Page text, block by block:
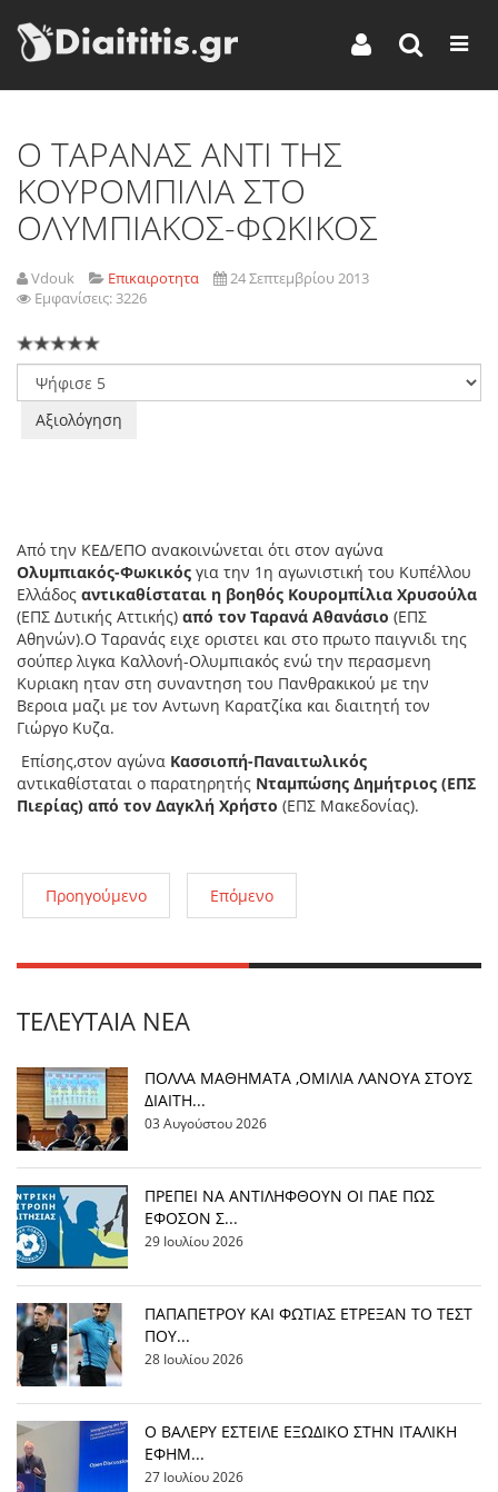
O TAΡΑΝΑΣ ΑΝΤΙ ΤΗΣ
ΚΟΥΡΟΜΠΙΛΙΑ ΣΤΟ
ΟΛΥΜΠΙΑΚΟΣ-ΦΩΚΙΚΟΣ
Vdouk Επικαιροτητα
24 Σεπτεμβρίου 2013
Εμφανίσεις: 3226
Παρακαλώ
αξιολογήστε
Από την ΚΕΔ/ΕΠΟ ανακοινώνεται ότι στον αγώνα
Ολυμπιακός-Φωκικός για την 1η αγωνιστική του Κυπέλλου
Ελλάδος αντικαθίσταται η βοηθός Κουρομπίλια Χρυσούλα
(ΕΠΣ Δυτικής Αττικής) από τον Ταρανά Αθανάσιο (ΕΠΣ
Αθηνών).Ο Ταρανάς ειχε οριστει και στο πρωτο παιγνιδι της
σούπερ λιγκα Καλλονή-Ολυμπιακός ενώ την περασμενη
Κυριακη ηταν στη συναντηση του Πανθρακικού με την
Βεροια μαζι με τον Αντωνη Καρατζίκα και διαιτητή τον
Γιώργο Κυζα.
Επίσης,στον αγώνα Κασσιοπή-Παναιτωλικός
αντικαθίσταται ο παρατηρητής Νταμπώσης Δημήτριος (ΕΠΣ
Πιερίας) από τον Δαγκλή Χρήστο (ΕΠΣ Μακεδονίας).
Προηγούμενο Επόμενο
ΤΕΛΕΥΤΑΊΑ ΝΈΑ
ΠΟΛΛΑ ΜΑΘΗΜΑΤΑ ,ΟΜΙΛΙΑ ΛΑΝΟΥΑ ΣΤΟΥΣ
ΔΙΑΙΤΗ...
03 Αυγούστου 2026
ΠΡΕΠΕΙ ΝΑ ΑΝΤΙΛΗΦΘΟΥΝ ΟΙ ΠΑΕ ΠΩΣ
ΕΦΟΣΟΝ Σ...
29 Ιουλίου 2026
ΠΑΠΑΠΕΤΡΟΥ ΚΑΙ ΦΩΤΙΑΣ ΕΤΡΕΞΑΝ ΤΟ ΤΕΣΤ
ΠΟΥ...
28 Ιουλίου 2026
Ο ΒΑΛΕΡΥ ΕΣΤΕΙΛΕ ΕΞΩΔΙΚΟ ΣΤΗΝ ΙΤΑΛΙΚΗ
ΕΦΗΜ...
27 Ιουλίου 2026